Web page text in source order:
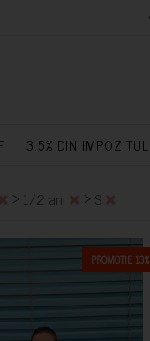
PLATFORM
3.5% DIN
> 1/2 ani > S
PROMOTIE 13%